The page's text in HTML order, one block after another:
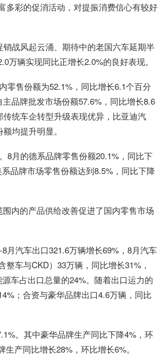
多彩的促消活动，对提振消费信心有较好
战风起云涌、期待中的老国六车延期半
万辆实现同比正增长2.0%的良好表现。
零售份额为52.1%，同比增长6.1个百分
品牌批发市场份额57.6%，同比增长8.6
统车企转型升级表现优异，比亚迪汽
均提升明显。
8月的德系品牌零售份额20.1%，同比下
品牌市场零售份额达到8.5%，同比下降
内的产品供给改善促进了国内零售市场
月汽车出口321.6万辆增长69%，8月汽车
车与CKD）33万辆，同比增长31%，
车占出口总量的24%。随着出口运力的
；合资与豪华品牌出口4.6万辆，同比
。其中豪华品牌生产同比下降4%，环
产同比增长28%，环比增长6%。